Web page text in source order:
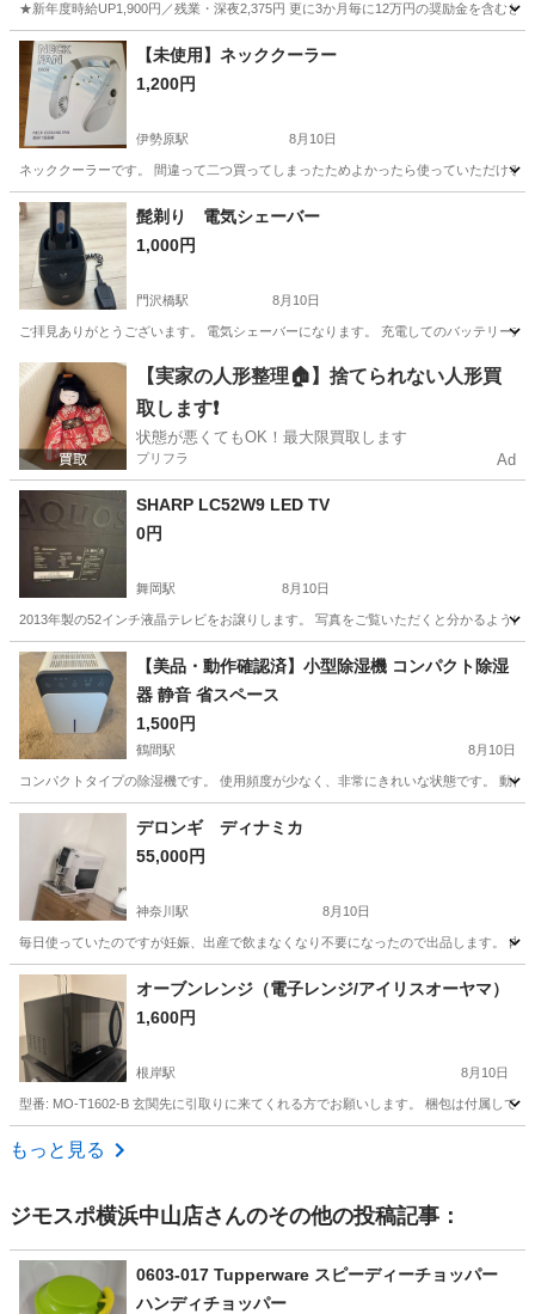
★新年度時給UP1,900円／残業・深夜2,375円 更に3か月毎に12万円の奨励金を含む
神奈川 藤沢市 その他
【未使用】ネッククーラー
1,200円
伊勢原駅 8月10日
ネッククーラーです。 間違って二つ買ってしまったためよかったら使っていただける
神奈川 伊勢原市 伊勢原駅 季節、空調家電
髭剃り 電気シェーバー
1,000円
門沢橋駅 8月10日
ご拝見ありがとうございます。 電気シェーバーになります。 充電してのバッテリー
神奈川 海老名市 門沢橋駅 生活家電
【実家の人形整理🏠】捨てられない人形買
取します❗️
状態が悪くてもOK！最大限買取します
プリフラ Ad
SHARP LC52W9 LED TV
0円
舞岡駅 8月10日
2013年製の52インチ液晶テレビをお譲りします。 写真をご覧いただくと分かるよう
神奈川 横浜市 舞岡駅 テレビ
【美品・動作確認済】小型除湿機 コンパクト除湿
器 静音 省スペース
1,500円
鶴間駅 8月10日
コンパクトタイプの除湿機です。 使用頻度が少なく、非常にきれいな状態です。 動
神奈川 座間市 鶴間駅 季節、空調家電
デロンギ ディナミカ
55,000円
神奈川駅 8月10日
毎日使っていたのですが妊娠、出産で飲まなくなり不要になったので出品します。
神奈川 横浜市 神奈川駅 生活家電
オーブンレンジ（電子レンジ/アイリスオーヤマ）
1,600円
根岸駅 8月10日
型番: MO-T1602-B 玄関先に引取りに来てくれる方でお願いします。 梱包は付属して
神奈川 横浜市
もっと見る
ジモスポ横浜中山店さんのその他の投稿記事：
0603-017 Tupperware スピーディーチョッパー
ハンディチョッパー